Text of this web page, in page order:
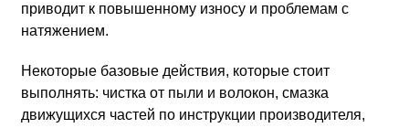
приводит к повышенному износу и проблемам с
натяжением.
Некоторые базовые действия, которые стоит
выполнять: чистка от пыли и волокон, смазка
движущихся частей по инструкции производителя,